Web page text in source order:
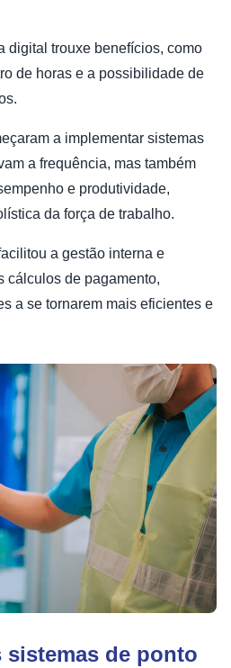
digital trouxe benefícios, como
de horas e a possibilidade de
a implementar sistemas
a frequência, mas também
e produtividade,
da força de trabalho.
a gestão interna e
cálculos de pagamento,
a se tornarem mais eficientes e
sistemas de ponto